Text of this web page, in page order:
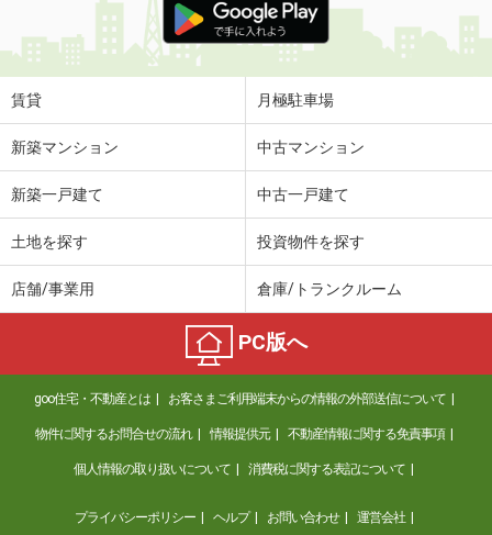
賃貸 月極駐車場
新築マンション 中古マンション
新築一戸建て 中古一戸建て
土地を探す 投資物件を探す
店舗/事業用 倉庫/トランクルーム
PC版へ
goo住宅・不動産とは お客さまご利用端末からの情報の外部送信について
物件に関するお問合せの流れ 情報提供元 不動産情報に関する免責事項
個人情報の取り扱いについて 消費税に関する表記について
プライバシーポリシー ヘルプ お問い合わせ 運営会社